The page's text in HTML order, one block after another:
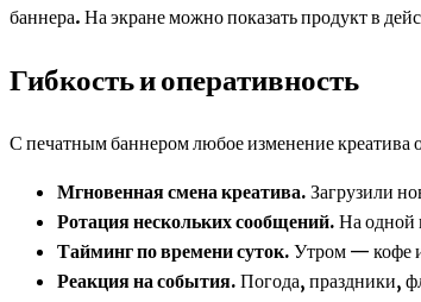
баннера. На экране можно показать продукт в
Гибкость и оперативность
С печатным баннером любое изменение креатива
Мгновенная смена креатива. Загрузили
Ротация нескольких сообщений. На одной
Тайминг по времени суток. Утром — кофе
Реакция на события. Погода, праздники,